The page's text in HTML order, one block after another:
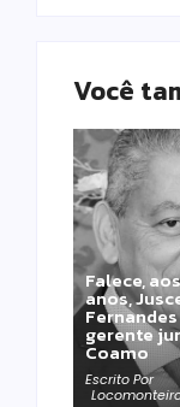
Você
Falece,
anos,
gerente
Coamo
Escrito Por